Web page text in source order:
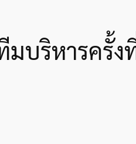
บริหารครั้ง